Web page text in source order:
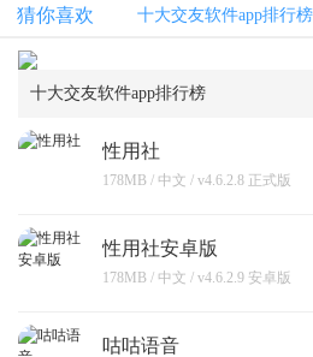
猜你喜欢 十大交友软件app排行榜
十大交友软件app排行榜
性用社
178MB / 中文 / v4.6.2.8 正式版
性用社安卓版
178MB / 中文 / v4.6.2.9 安卓版
咕咕语音